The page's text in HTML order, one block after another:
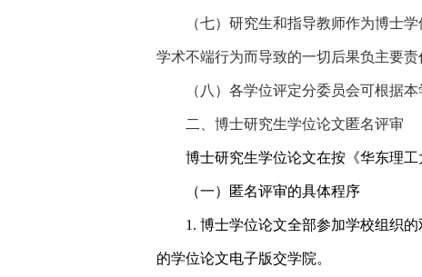
（七）研究生和指导教师作为博士
学术不端行为而导致的一切后果负主要责
（八）各学位评定分委员会可根据
二、博士研究生学位论文匿名评审
博士研究生学位论文在按《华东理
（一） 匿名评审的具体程序
1. 博士学位论文全部参加学校组织
的学位论文电子版交学院。